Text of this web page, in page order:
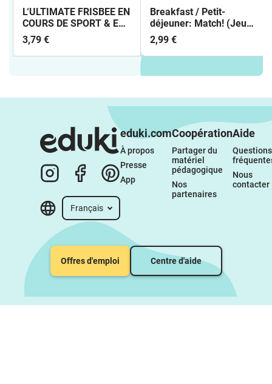
L‘ULTIMATE FRISBEE EN
COURS DE SPORT & EN
CLUB - CARTES
TECHNIQUES
3,79 €
Breakfast / Petit-
déjeuner: Match! (Jeu
pour le cours d'anglais)
2,99 €
Français
eduki.com
À propos
Presse
App
Coopération
Partager du
matériel
pédagogique
Nos
partenaires
Aide
Questions
Nous
contacter
Offres d'emploi Centre d'aide